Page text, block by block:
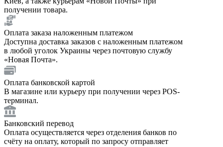
получении товара.
Оплата заказа наложенным платежом
Доступна доставка заказов с наложенным платежом
в любой уголок Украины через почтовую службу
«Новая Почта».
Оплата банковской картой
В магазине или курьеру при получении через POS-
терминал.
Банковский перевод
Оплата осуществляется через отделения банков по
счёту на оплату, который по запросу отправляет